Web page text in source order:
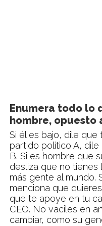
Enumera todo lo
hombre, opuesto
Si él es bajo, dile que
partido político A,
B. Si es hombre que
desliza que no tienes
más gente al mundo.
menciona que
que te apoye en tu
CEO. No vaciles en
cambiar, como su